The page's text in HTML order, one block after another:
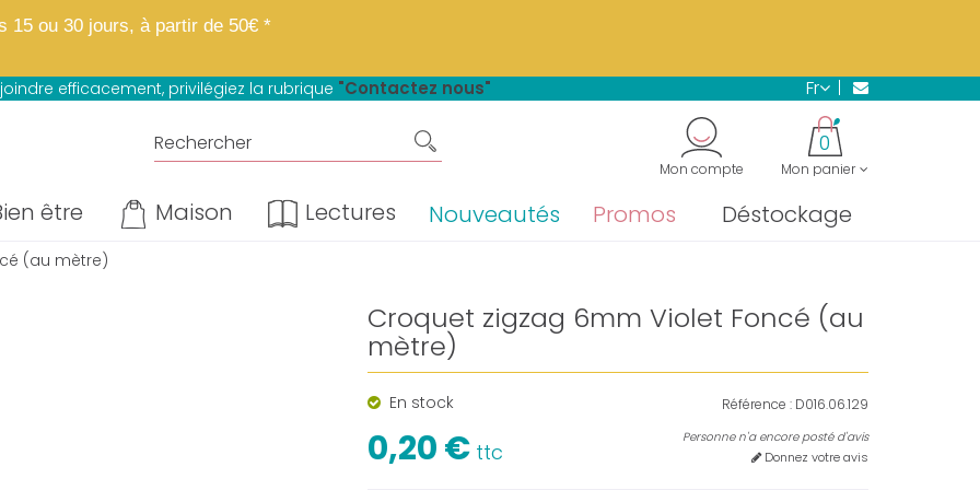
fait peau neuve. Mêmes matières, mêmes prix, mêmes avantages.
15 ou 30 jours, à partir de 50€ *
paiement en 4 fois sans frais*
efficacement, privilégiez la rubrique "Contactez nous" fr
Mon panier
0
Mon compte
être Maison Lectures Nouveautés Promos Déstockage
(au mètre)
Croquet zigzag 6mm Violet Foncé (au
mètre)
Référence : D016.06.129
En stock
Personne n'a encore posté d'avis
Donnez votre avis
0,20 € ttc